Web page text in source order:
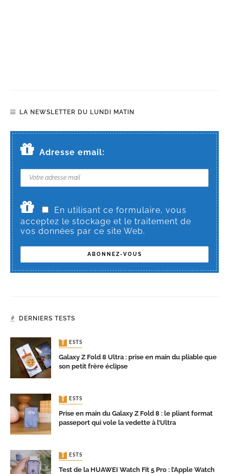
LA NEWSLETTER DU LUNDI MATIN
Adresse email:
En utilisant ce formulaire, vous
acceptez le stockage et le traitement de
vos données par ce site Web.
DERNIERS TESTS
TESTS
Galaxy Z Fold 8 Ultra : prise en main du pliable que
son petit frère éclipse
TESTS
Prise en main du Galaxy Z Fold 8 : le pliant format
passeport qui vole la vedette à l’Ultra
TESTS
Test de la HUAWEI Watch Fit 5 Pro : l’Apple Watch